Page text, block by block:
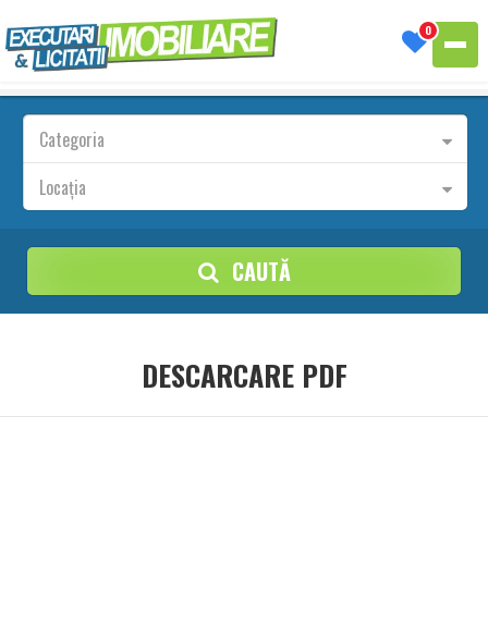
0
Categoria
Locația
CAUTĂ
DESCARCARE PDF